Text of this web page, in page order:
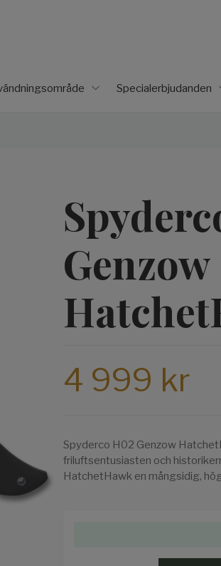
Specialerbjudanden
Genzow
4 999 kr
Spyderco H02 Genzow
friluftsentusiasten och
HatchetHawk en mångsidig,